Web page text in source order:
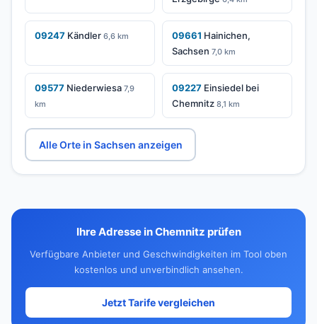
09247 Kändler 6,6 km 09661 Hainichen,
Sachsen 7,0 km
09577 Niederwiesa 7,9
km
09227 Einsiedel bei
Chemnitz 8,1 km
Alle Orte in Sachsen anzeigen
Ihre Adresse in Chemnitz prüfen
Verfügbare Anbieter und Geschwindigkeiten im Tool oben
kostenlos und unverbindlich ansehen.
Jetzt Tarife vergleichen